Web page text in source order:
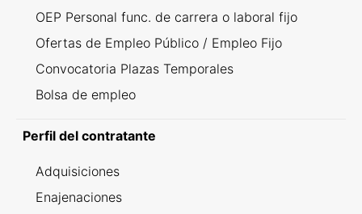
OEP Personal func. de carrera o laboral fijo
Ofertas de Empleo Público / Empleo Fijo
Convocatoria Plazas Temporales
Bolsa de empleo
Perfil del contratante
Adquisiciones
Enajenaciones